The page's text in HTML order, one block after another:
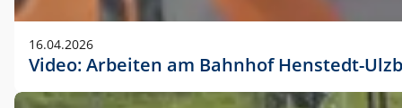
16.04.2026
Video: Arbeiten am Bahnhof Henstedt-